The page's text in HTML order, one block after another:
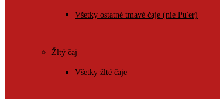
Všetky ostatné tmavé čaje (nie Pu'er)
Žltý čaj
Všetky žlté čaje